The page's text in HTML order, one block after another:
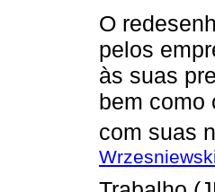
O
pelos
às suas
bem como
com suas